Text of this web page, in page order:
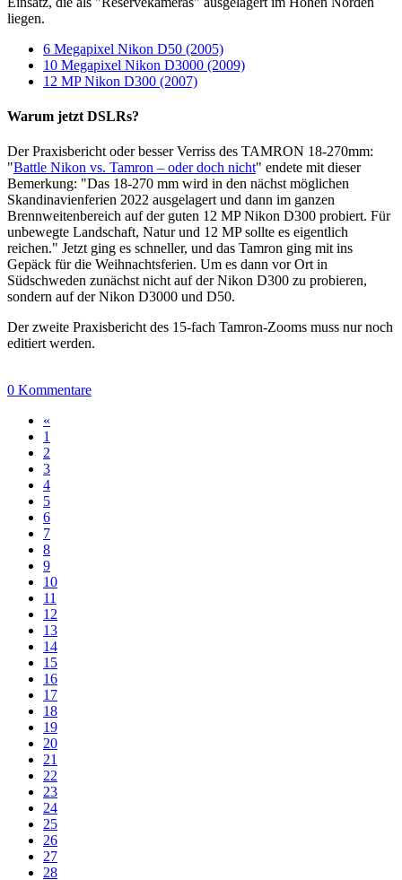
liegen.
6 Megapixel Nikon D50 (2005)
10 Megapixel Nikon D3000 (2009)
12 MP Nikon D300 (2007)
Warum jetzt DSLRs?
Der Praxisbericht oder besser Verriss des TAMRON 18-270mm:
"Battle Nikon vs. Tamron – oder doch nicht" endete mit dieser
Bemerkung: "Das 18-270 mm wird in den nächst möglichen
Skandinavienferien 2022 ausgelagert und dann im ganzen
Brennweitenbereich auf der guten 12 MP Nikon D300 probiert. Für
unbewegte Landschaft, Natur und 12 MP sollte es eigentlich
reichen." Jetzt ging es schneller, und das Tamron ging mit ins
Gepäck für die Weihnachtsferien. Um es dann vor Ort in
Südschweden zunächst nicht auf der Nikon D300 zu probieren,
sondern auf der Nikon D3000 und D50.
Der zweite Praxisbericht des 15-fach Tamron-Zooms muss nur noch
editiert werden.
0 Kommentare
«
1
2
3
4
5
6
7
8
9
10
11
12
13
14
15
16
17
18
19
20
21
22
23
24
25
26
27
28